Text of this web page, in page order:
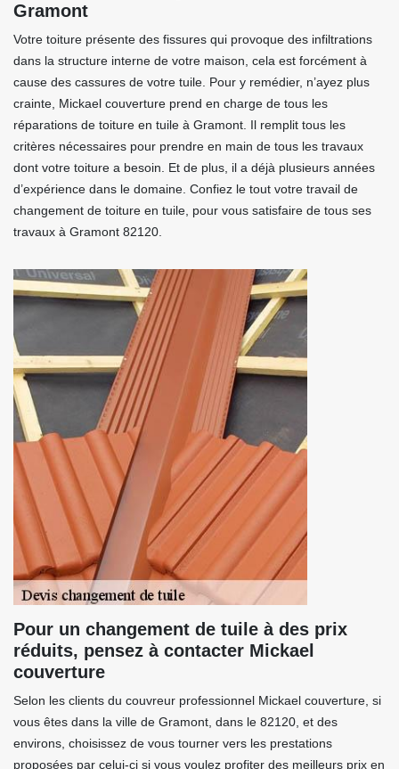
Gramont
Votre toiture présente des fissures qui provoque des infiltrations
dans la structure interne de votre maison, cela est forcément à
cause des cassures de votre tuile. Pour y remédier, n’ayez plus
crainte, Mickael couverture prend en charge de tous les
réparations de toiture en tuile à Gramont. Il remplit tous les
critères nécessaires pour prendre en main de tous les travaux
dont votre toiture a besoin. Et de plus, il a déjà plusieurs années
d’expérience dans le domaine. Confiez le tout votre travail de
changement de toiture en tuile, pour vous satisfaire de tous ses
travaux à Gramont 82120.
Pour un changement de tuile à des prix
réduits, pensez à contacter Mickael
couverture
Selon les clients du couvreur professionnel Mickael couverture, si
vous êtes dans la ville de Gramont, dans le 82120, et des
environs, choisissez de vous tourner vers les prestations
proposées par celui-ci si vous voulez profiter des meilleurs prix en